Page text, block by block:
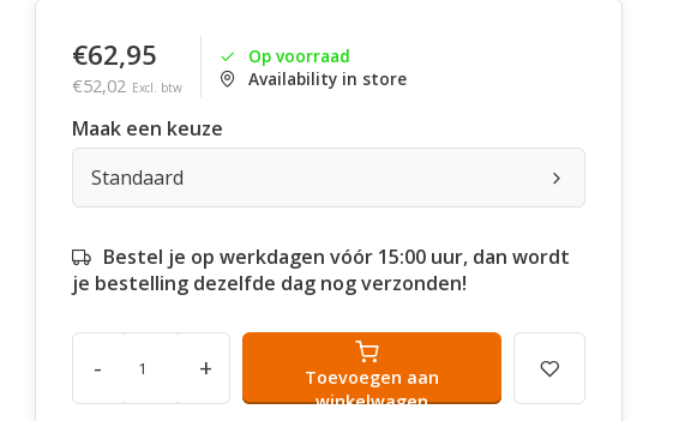
€62,95
€52,02 Excl. btw
Op voorraad
Availability in store
Maak een keuze
Standaard
Bestel je op werkdagen vóór 15:00 uur, dan wordt
je bestelling dezelfde dag nog verzonden!
- +
Toevoegen aan
winkelwagen